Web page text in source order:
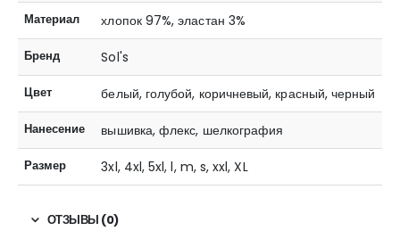
Материал хлопок 97%, эластан 3%
Бренд Sol's
Цвет белый, голубой, коричневый, красный, черный
Нанесение вышивка, флекс, шелкография
Размер 3xl, 4xl, 5xl, l, m, s, xxl, XL
ОТЗЫВЫ (0)